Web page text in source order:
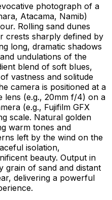
photograph of a
Atacama, Namib)
Rolling sand dunes
crests sharply defined by
long, dramatic shadows
undulations of the
blend of soft blues,
vastness and solitude
camera is positioned at a
lens (e.g., 20mm f/4) on a
(e.g., Fujifilm GFX
scale. Natural golden
warm tones and
left by the wind on the
isolation,
beauty. Output in
grain of sand and distant
delivering a powerful